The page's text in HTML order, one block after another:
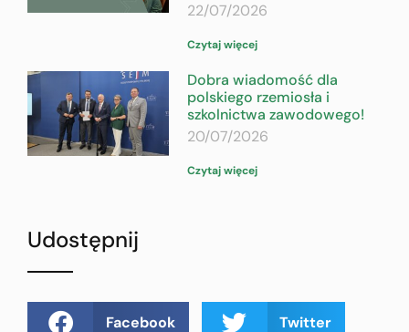
22/07/2026
Czytaj więcej
Dobra wiadomość dla
polskiego rzemiosła i
szkolnictwa zawodowego!
20/07/2026
Czytaj więcej
Udostępnij
Facebook Twitter